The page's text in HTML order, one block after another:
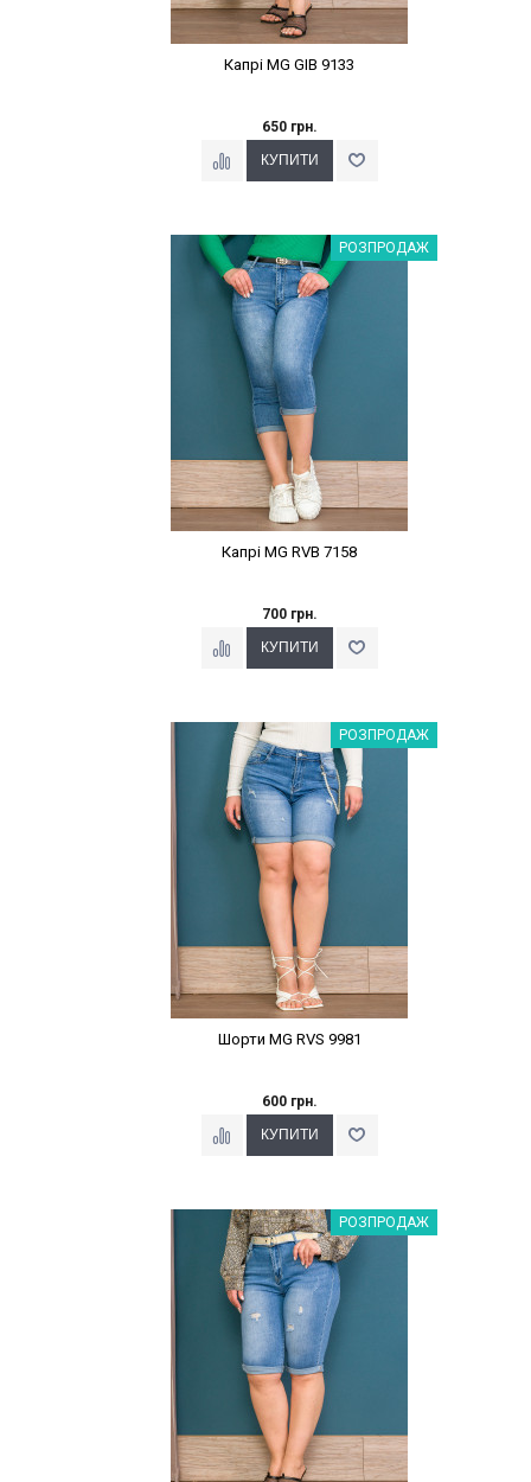
Капрі MG GIB 9133
650 грн.
Наклейки Варіант з %РОЗПРОДАЖ
Капрі MG RVB 7158
700 грн.
Наклейки Варіант з %РОЗПРОДАЖ
Шорти MG RVS 9981
600 грн.
Наклейки Варіант з %РОЗПРОДАЖ